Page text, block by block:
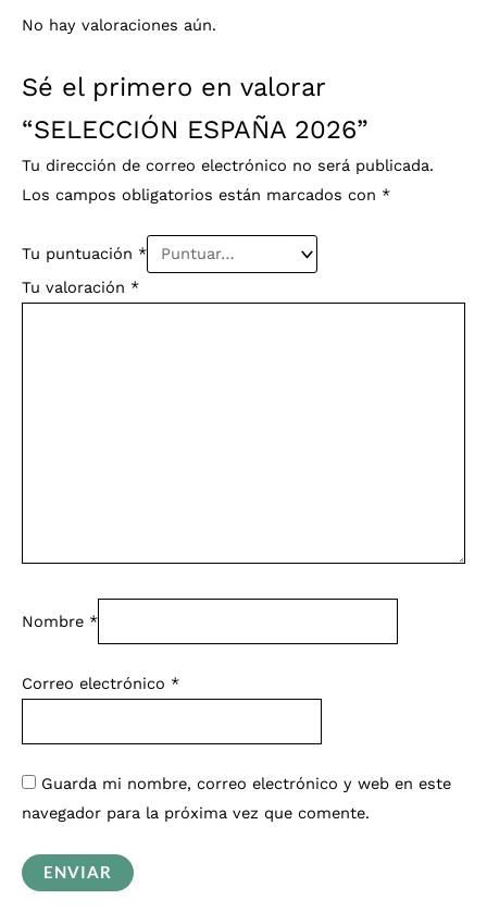
No hay valoraciones aún.
Sé el primero en valorar
“SELECCIÓN ESPAÑA 2026”
Tu dirección de correo electrónico no será publicada.
Los campos obligatorios están marcados con *
Tu puntuación *
Tu valoración *
Nombre *
Correo electrónico *
Guarda mi nombre, correo electrónico y web en este
navegador para la próxima vez que comente.